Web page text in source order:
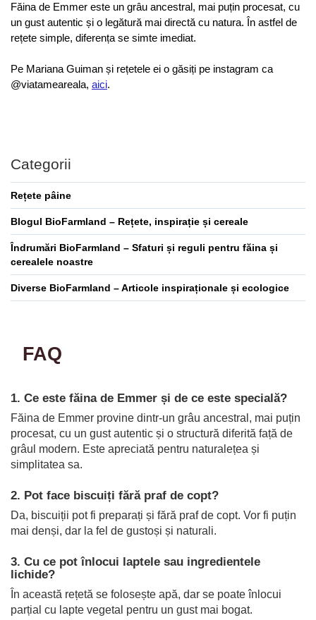
Făina de Emmer este un grâu ancestral, mai puțin procesat, cu
un gust autentic și o legătură mai directă cu natura. În astfel de
rețete simple, diferența se simte imediat.
Pe Mariana Guiman și rețetele ei o găsiți pe instagram ca
@viatameareala, aici.
Categorii
Rețete pâine
Blogul BioFarmland – Rețete, inspirație și cereale
Îndrumări BioFarmland – Sfaturi și reguli pentru făina și
cerealele noastre
Diverse BioFarmland – Articole inspiraționale și ecologice
FAQ
1. Ce este făina de Emmer și de ce este specială?
Făina de Emmer provine dintr-un grâu ancestral, mai puțin
procesat, cu un gust autentic și o structură diferită față de
grâul modern. Este apreciată pentru naturalețea și
simplitatea sa.
2. Pot face biscuiți fără praf de copt?
Da, biscuiții pot fi preparați și fără praf de copt. Vor fi puțin
mai denși, dar la fel de gustoși și naturali.
3. Cu ce pot înlocui laptele sau ingredientele
lichide?
În această rețetă se folosește apă, dar se poate înlocui
parțial cu lapte vegetal pentru un gust mai bogat.